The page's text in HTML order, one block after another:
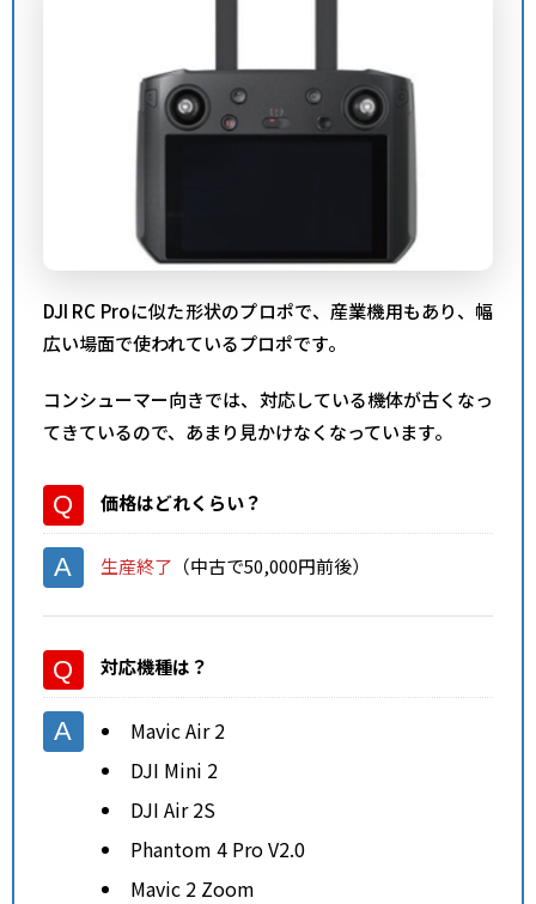
DJI RC Proに似た形状のプロポで、産業機用もあり、幅
広い場面で使われているプロポです。
コンシューマー向きでは、対応している機体が古くなっ
てきているので、あまり見かけなくなっています。
価格はどれくらい？
生産終了 （中古で50,000円前後）
対応機種は？
Mavic Air 2
DJI Mini 2
DJI Air 2S
Phantom 4 Pro V2.0
Mavic 2 Zoom